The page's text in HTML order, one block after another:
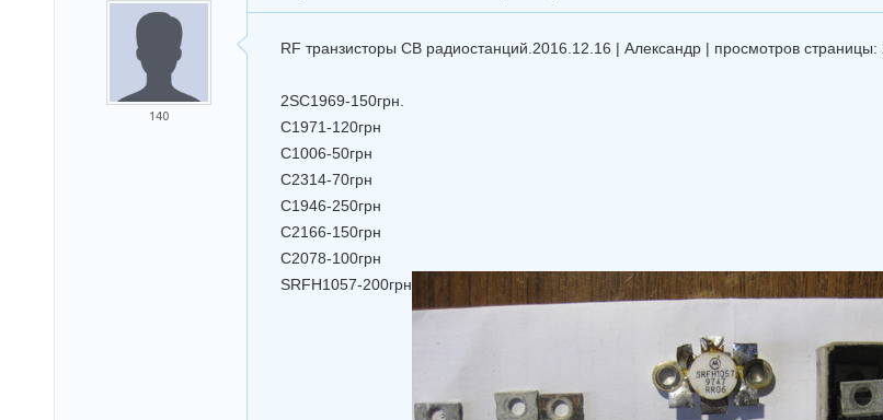
140
RF транзисторы СВ радиостанций.2016.12.16 | Александр | просмотров
2SC1969-150грн.
C1971-120грн
C1006-50грн
C2314-70грн
C1946-250грн
C2166-150грн
C2078-100грн
SRFH1057-200грн